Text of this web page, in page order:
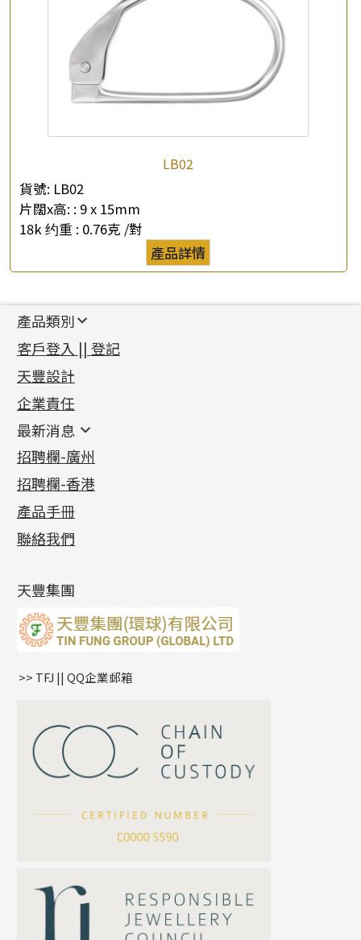
LB02
貨號: LB02
片闊x高: : 9 x 15mm
18k 约重 : 0.76克 /對
產品詳情
公司名稱
聯絡電話
產品類別
新產品
足金系列
足金配件
機織鏈系列
珠仔鏈
镶口链
管狀網鏈
十字車花鏈系列
十字閃O鏈系列
十字錘打鏈系列
側身車花鏈系列
側身鏈系列
雙十字鏈系列
水波鏈系列
蛇骨鏈系列
鏈尾系列
嘴唇鏈系列
S車花鏈系列
珍珠鏈系列
坦克鏈系列
滿天星鏈系列
方假繩鏈系列
首飾配件
耳環類配件
卷迫系列
螺絲迫系列
梅花迫系列
平臺迫系列
綫拍系列
美拍系列
耳環扣系列
耳綫/耳鈎系列
耳環爪頭
耳環
鏈類配件
動感車花吊墜
調節珠系列
生圈扣系列
龍蝦扣系列
鴨俐制系列
字母吊墜
相盒吊墜
項鏈吊墜
生肖吊墜
星座吊墜
珠扣
其他類配件
珠盤系列
袖口鈕系列
焊片及鐳射綫
空心車花管
珠類配件
無孔光身珠
空心光身珠
無孔批花珠
鑲口類
四爪頭系列
六爪頭系列
車花片
動感車花片
鑲口戒指
鑲口手鏈系列
首飾系列
手镯系列
戒指系列
空心耳環
空心车花管首饰链
空心手鐲系列
貴金屬原料
千足金
記憶金屬系列
記憶戒指
拉簧珠珠手鏈
記憶鈦手鐲
客戶登入 || 登記
天豐設計
企業責任
最新消息
最新消息
各項證書(2)
相片集(9)
展覽會資訊
最新產品資訊
招聘欄-廣州
招聘欄-香港
產品手冊
聯絡我們
天豐集團
>> TFJ || QQ企業郵箱